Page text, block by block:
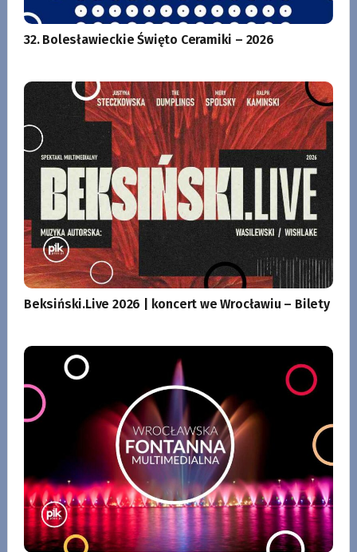
32. Bolesławieckie Święto Ceramiki – 2026
Beksiński.Live 2026 | koncert we Wrocławiu – Bilety